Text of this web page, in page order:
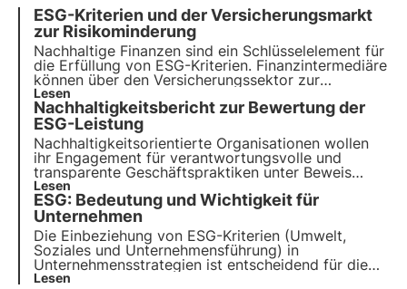
ESG-Kriterien und der Versicherungsmarkt
zur Risikominderung
Nachhaltige Finanzen sind ein Schlüsselelement für
die Erfüllung von ESG-Kriterien. Finanzintermediäre
können über den Versicherungssektor zur
Förderung einer nachhaltigeren Wirtschaft und zum
verantwortungsvollen Umgang mit
nachhaltigkeitsbezogenen Risiken und Chancen
beitragen.
Lesen
Nachhaltigkeitsbericht zur Bewertung der
ESG-Leistung
Nachhaltigkeitsorientierte Organisationen wollen
ihr Engagement für verantwortungsvolle und
transparente Geschäftspraktiken unter Beweis
stellen. Zu diesem Zweck hat sich der
Nachhaltigkeitsbericht als wichtiges Instrument zur
Bewertung und Kommunikation der ESG-Leistung
eines Unternehmens erwiesen.
Lesen
ESG: Bedeutung und Wichtigkeit für
Unternehmen
Die Einbeziehung von ESG-Kriterien (Umwelt,
Soziales und Unternehmensführung) in
Unternehmensstrategien ist entscheidend für die
Verbesserung der Leistung. In diesem Artikel
Lesen